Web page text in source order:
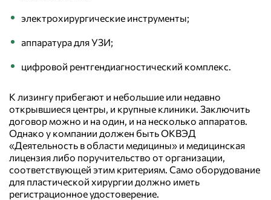
электрохирургические инструменты;
аппаратура для УЗИ;
цифровой рентгендиагностический комплекс.
К лизингу прибегают и небольшие или недавно
открывшиеся центры, и крупные клиники. Заключить
договор можно и на один, и на несколько аппаратов.
Однако у компании должен быть ОКВЭД
«Деятельность в области медицины» и медицинская
лицензия либо поручительство от организации,
соответствующей этим критериям. Само оборудование
для пластической хирургии должно иметь
регистрационное удостоверение.